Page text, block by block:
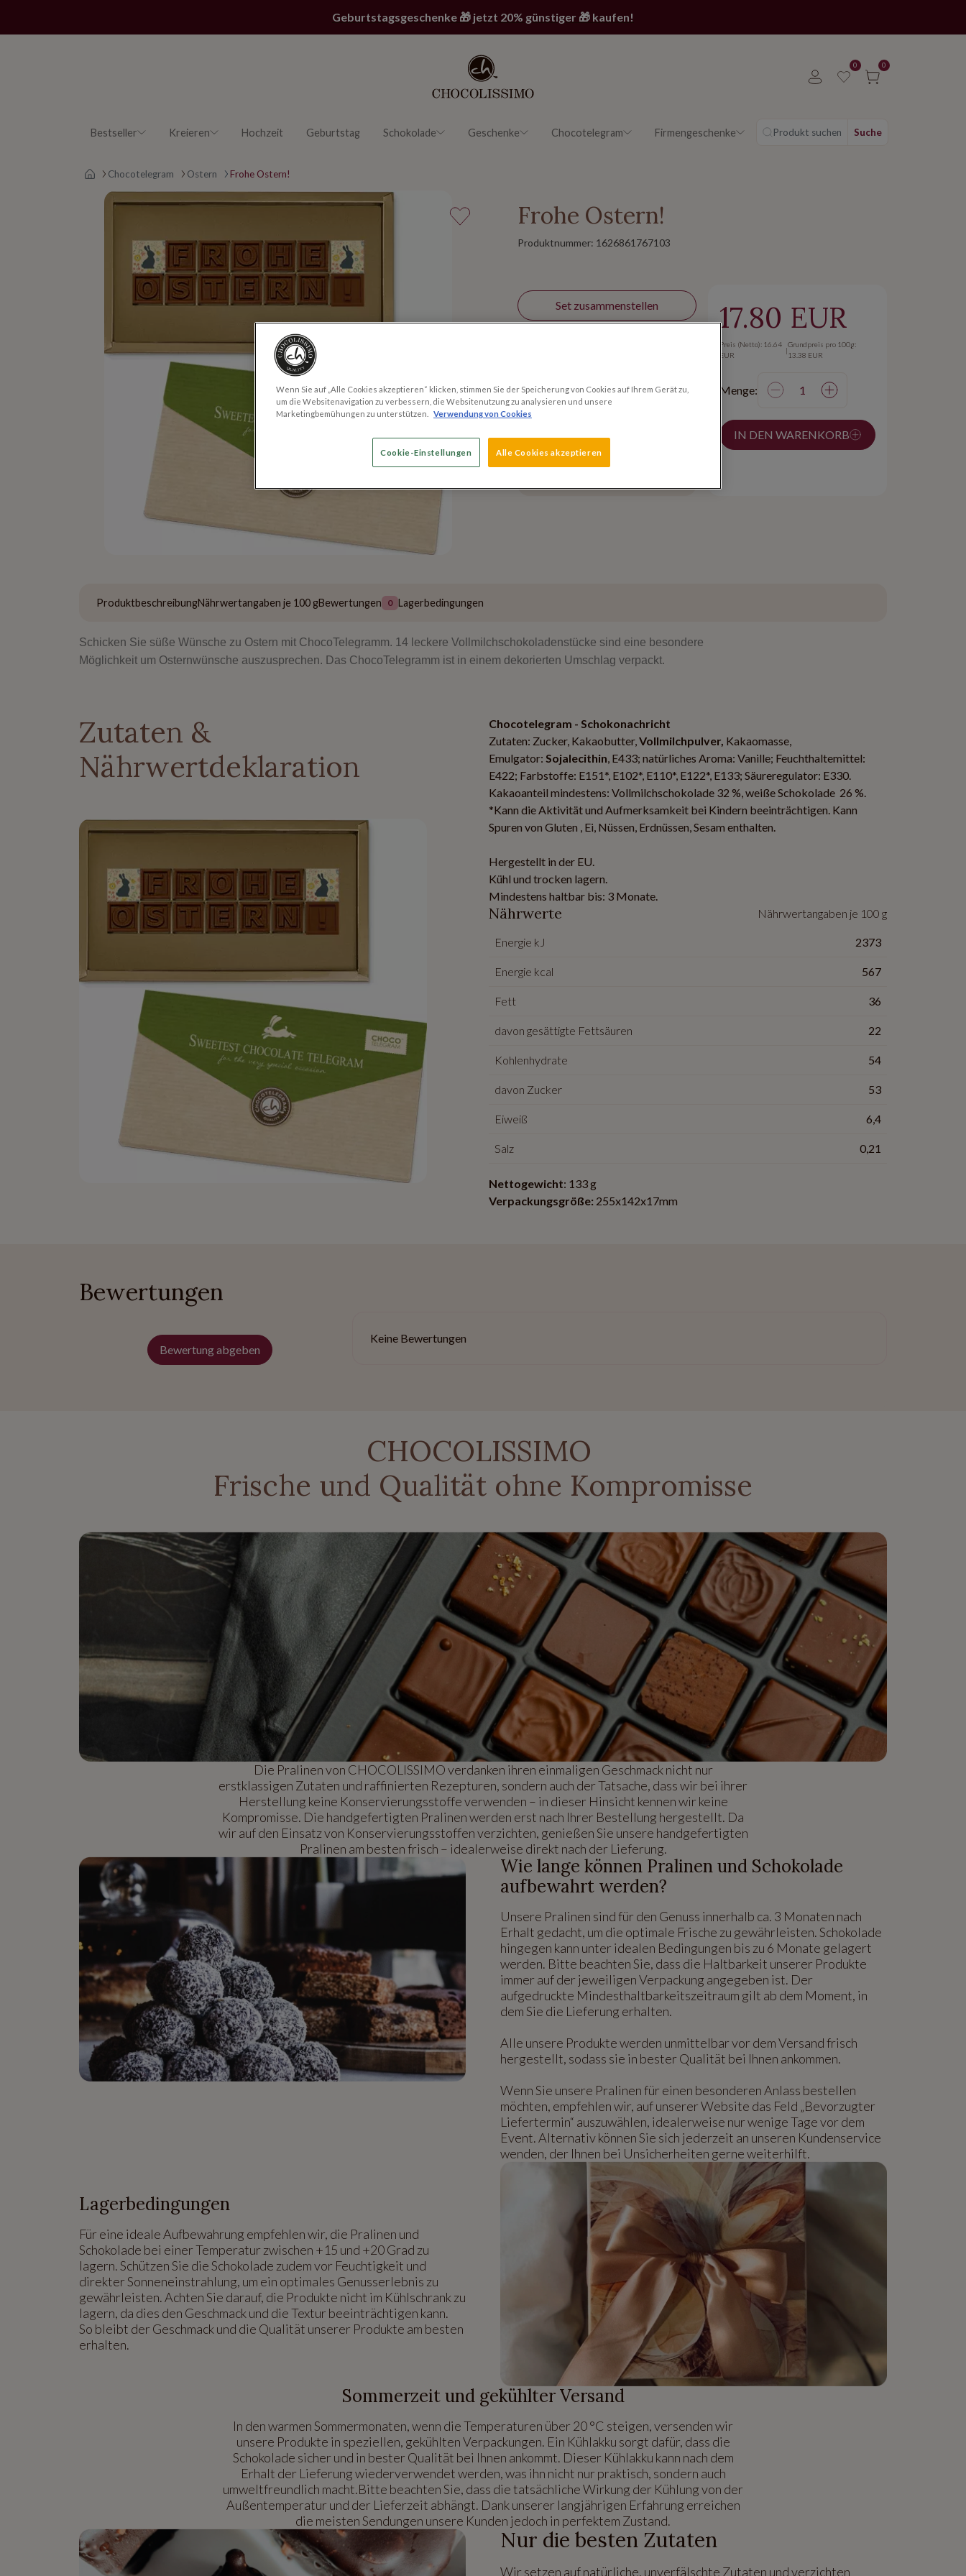
Geburtstagsgeschenke 🎁 jetzt 20% günstiger 🎁 kaufen!
0 0
Kreieren Hochzeit Geburtstag Schokolade Geschenke Chocotelegram Firmengeschenke
Bestseller Produkt suchen Suche
Main page
Chocotelegram Ostern Frohe Ostern!
Frohe Ostern!
Produktnummer: 1626861767103
Set zusammenstellen
Versand innerhalb von 24h
Kostenloser Versand ab
17.80 EUR
Preis (Netto): 16.64
EUR
|
Grundpreis pro 100g:
13.38 EUR
Menge:
IN DEN WARENKORB
ProduktbeschreibungNährwertangaben je 100 gBewertungen 0 Lagerbedingungen
Schicken Sie süße Wünsche zu Ostern mit ChocoTelegramm. 14 leckere Vollmilchschokoladenstücke sind eine besondere
Möglichkeit um Osternwünsche auszusprechen. Das ChocoTelegramm ist in einem dekorierten Umschlag verpackt.
Zutaten &
Nährwertdeklaration
Chocotelegram - Schokonachricht
Zutaten: Zucker, Kakaobutter,Vollmilchpulver, Kakaomasse,
Emulgator: Sojalecithin, E433; natürliches Aroma: Vanille; Feuchthaltemittel:
E422; Farbstoffe: E151*, E102*, E110*, E122*, E133; Säureregulator: E330.
Kakaoanteil mindestens: Vollmilchschokolade 32 %, weiße Schokolade 26 %.
*Kann die Aktivität und Aufmerksamkeit bei Kindern beeinträchtigen. Kann
Spuren von Gluten , Ei, Nüssen, Erdnüssen, Sesam enthalten.
Hergestellt in der EU.
Kühl und trocken lagern.
Mindestens haltbar bis: 3 Monate.
Nährwerte Nährwertangaben je 100 g
Energie kJ 2373
Energie kcal 567
Fett 36
davon gesättigte Fettsäuren 22
Kohlenhydrate 54
davon Zucker 53
Eiweiß 6,4
Salz 0,21
Nettogewicht: 133 g
Verpackungsgröße: 255x142x17mm
Bewertungen
Bewertung abgeben
Keine Bewertungen
CHOCOLISSIMO
Frische und Qualität ohne Kompromisse
Die Pralinen von CHOCOLISSIMO verdanken ihren einmaligen Geschmack nicht nur
erstklassigen Zutaten und raffinierten Rezepturen, sondern auch der Tatsache, dass wir bei ihrer
Herstellung keine Konservierungsstoffe verwenden – in dieser Hinsicht kennen wir keine
Kompromisse. Die handgefertigten Pralinen werden erst nach Ihrer Bestellung hergestellt. Da
wir auf den Einsatz von Konservierungsstoffen verzichten, genießen Sie unsere handgefertigten
Pralinen am besten frisch – idealerweise direkt nach der Lieferung.
Wie lange können Pralinen und Schokolade
aufbewahrt werden?
Unsere Pralinen sind für den Genuss innerhalb ca. 3 Monaten nach
Erhalt gedacht, um die optimale Frische zu gewährleisten. Schokolade
hingegen kann unter idealen Bedingungen bis zu 6 Monate gelagert
werden. Bitte beachten Sie, dass die Haltbarkeit unserer Produkte
immer auf der jeweiligen Verpackung angegeben ist. Der
aufgedruckte Mindesthaltbarkeitszeitraum gilt ab dem Moment, in
dem Sie die Lieferung erhalten.
Alle unsere Produkte werden unmittelbar vor dem Versand frisch
hergestellt, sodass sie in bester Qualität bei Ihnen ankommen.
Wenn Sie unsere Pralinen für einen besonderen Anlass bestellen
möchten, empfehlen wir, auf unserer Website das Feld „Bevorzugter
Liefertermin“ auszuwählen, idealerweise nur wenige Tage vor dem
Event. Alternativ können Sie sich jederzeit an unseren Kundenservice
wenden, der Ihnen bei Unsicherheiten gerne weiterhilft.
Lagerbedingungen
Für eine ideale Aufbewahrung empfehlen wir, die Pralinen und
Schokolade bei einer Temperatur zwischen +15 und +20 Grad zu
lagern. Schützen Sie die Schokolade zudem vor Feuchtigkeit und
direkter Sonneneinstrahlung, um ein optimales Genusserlebnis zu
gewährleisten. Achten Sie darauf, die Produkte nicht im Kühlschrank zu
lagern, da dies den Geschmack und die Textur beeinträchtigen kann.
So bleibt der Geschmack und die Qualität unserer Produkte am besten
erhalten.
Sommerzeit und gekühlter Versand
In den warmen Sommermonaten, wenn die Temperaturen über 20 °C steigen, versenden wir
unsere Produkte in speziellen, gekühlten Verpackungen. Ein Kühlakku sorgt dafür, dass die
Schokolade sicher und in bester Qualität bei Ihnen ankommt. Dieser Kühlakku kann nach dem
Erhalt der Lieferung wiederverwendet werden, was ihn nicht nur praktisch, sondern auch
umweltfreundlich macht.Bitte beachten Sie, dass die tatsächliche Wirkung der Kühlung von der
Außentemperatur und der Lieferzeit abhängt. Dank unserer langjährigen Erfahrung erreichen
die meisten Sendungen unsere Kunden jedoch in perfektem Zustand.
Nur die besten Zutaten
Wir setzen auf natürliche, unverfälschte Zutaten und verzichten
Wenn Sie auf „Alle Cookies akzeptieren“ klicken, stimmen Sie der Speicherung von Cookies auf Ihrem Gerät zu,
um die Websitenavigation zu verbessern, die Websitenutzung zu analysieren und unsere
Marketingbemühungen zu unterstützen.
Verwendung von Cookies
Cookie-Einstellungen Alle Cookies akzeptieren